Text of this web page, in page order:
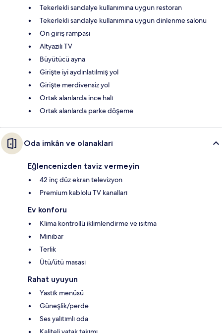
Tekerlekli sandalye kullanımına uygun restoran
Tekerlekli sandalye kullanımına uygun dinlenme salonu
Ön giriş rampası
Altyazılı TV
Büyütücü ayna
Girişte iyi aydınlatılmış yol
Girişte merdivensiz yol
Ortak alanlarda ince halı
Ortak alanlarda parke döşeme
Oda imkân ve olanakları
Eğlencenizden taviz vermeyin
42 inç düz ekran televizyon
Premium kablolu TV kanalları
Ev konforu
Klima kontrollü iklimlendirme ve ısıtma
Minibar
Terlik
Ütü/ütü masası
Rahat uyuyun
Yastık menüsü
Güneşlik/perde
Ses yalıtımlı oda